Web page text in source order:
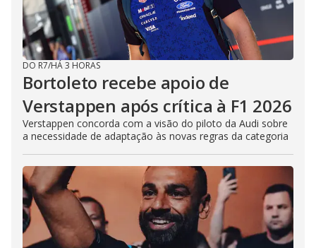
DO R7/HÁ 3 HORAS
Bortoleto recebe apoio de
Verstappen após crítica à F1 2026
Verstappen concorda com a visão do piloto da Audi sobre
a necessidade de adaptação às novas regras da categoria